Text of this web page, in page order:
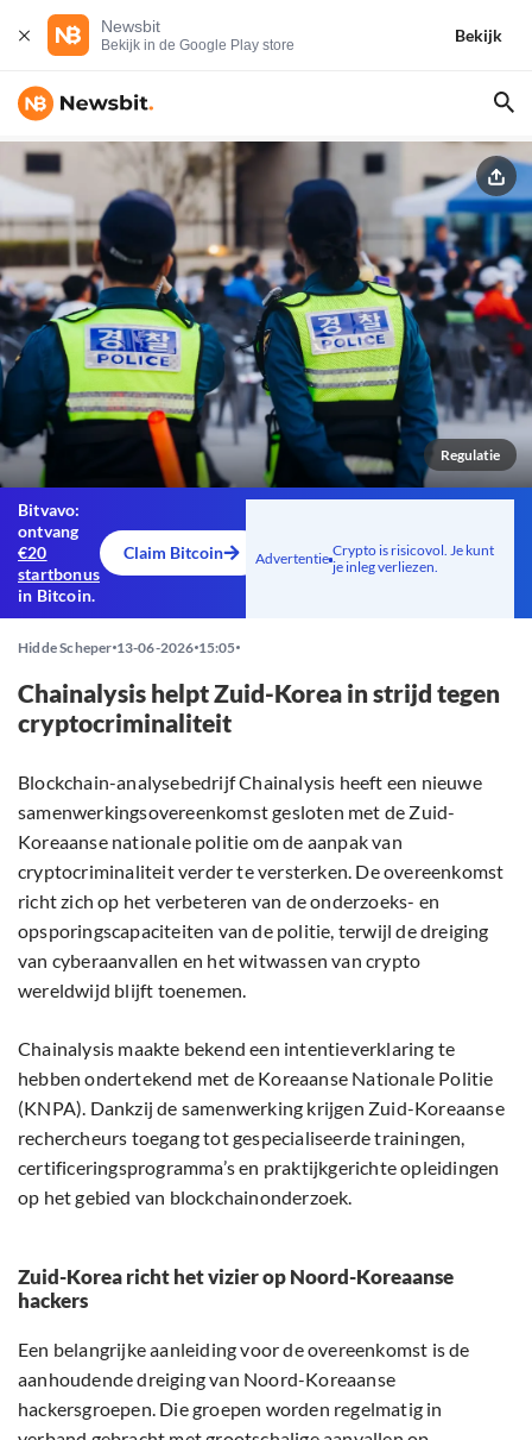
Newsbit
Bekijk in de Google Play store
Bekijk
Regulatie
Bitvavo:
ontvang
€20
startbonus
in Bitcoin.
Claim Bitcoin Advertentie Crypto is risicovol. Je kunt
je inleg verliezen.
Hidde Scheper 13-06-2026 15:05
Chainalysis helpt Zuid-Korea in strijd tegen
cryptocriminaliteit
Blockchain-analysebedrijf Chainalysis heeft een nieuwe
samenwerkingsovereenkomst gesloten met de Zuid-
Koreaanse nationale politie om de aanpak van
cryptocriminaliteit verder te versterken. De overeenkomst
richt zich op het verbeteren van de onderzoeks- en
opsporingscapaciteiten van de politie, terwijl de dreiging
van cyberaanvallen en het witwassen van crypto
wereldwijd blijft toenemen.
Chainalysis maakte bekend een intentieverklaring te
hebben ondertekend met de Koreaanse Nationale Politie
(KNPA). Dankzij de samenwerking krijgen Zuid-Koreaanse
rechercheurs toegang tot gespecialiseerde trainingen,
certificeringsprogramma’s en praktijkgerichte opleidingen
op het gebied van blockchainonderzoek.
Zuid-Korea richt het vizier op Noord-Koreaanse
hackers
Een belangrijke aanleiding voor de overeenkomst is de
aanhoudende dreiging van Noord-Koreaanse
hackersgroepen. Die groepen worden regelmatig in